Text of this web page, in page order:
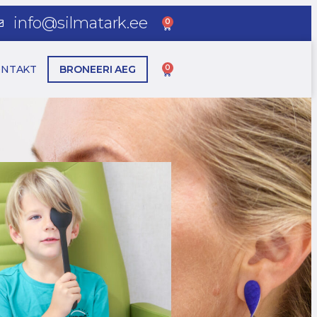
info@silmatark.ee 0
BRONEERI AEG 0